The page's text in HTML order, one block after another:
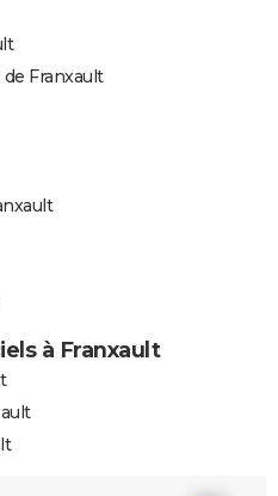
Franxault
à Franxault